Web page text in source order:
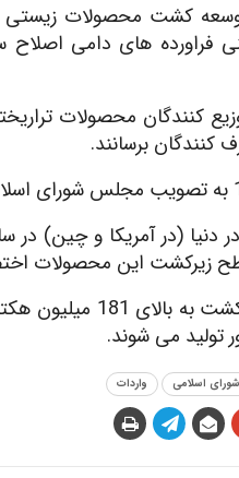
کشت محصولات زیستی
فراورده های دامی اصلاح
کنندگان محصولات
برسانند.
سطح زیرکشت این محصولات
اسلامی واردات